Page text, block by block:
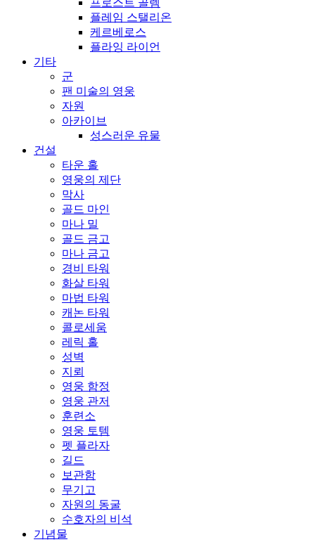
프로스트 골렘
플레임 스탤리온
케르베로스
플라잉 라이언
기타
군
팬 미술의 영웅
자원
아카이브
성스러운 유물
건설
타운 홀
영웅의 제단
막사
골드 마인
마나 밀
골드 금고
마나 금고
경비 타워
화살 타워
마법 타워
캐논 타워
콜로세움
레릭 홀
성벽
지뢰
영웅 함정
영웅 관저
훈련소
영웅 토템
펫 플라자
길드
보관함
무기고
자원의 동굴
수호자의 비석
기념물